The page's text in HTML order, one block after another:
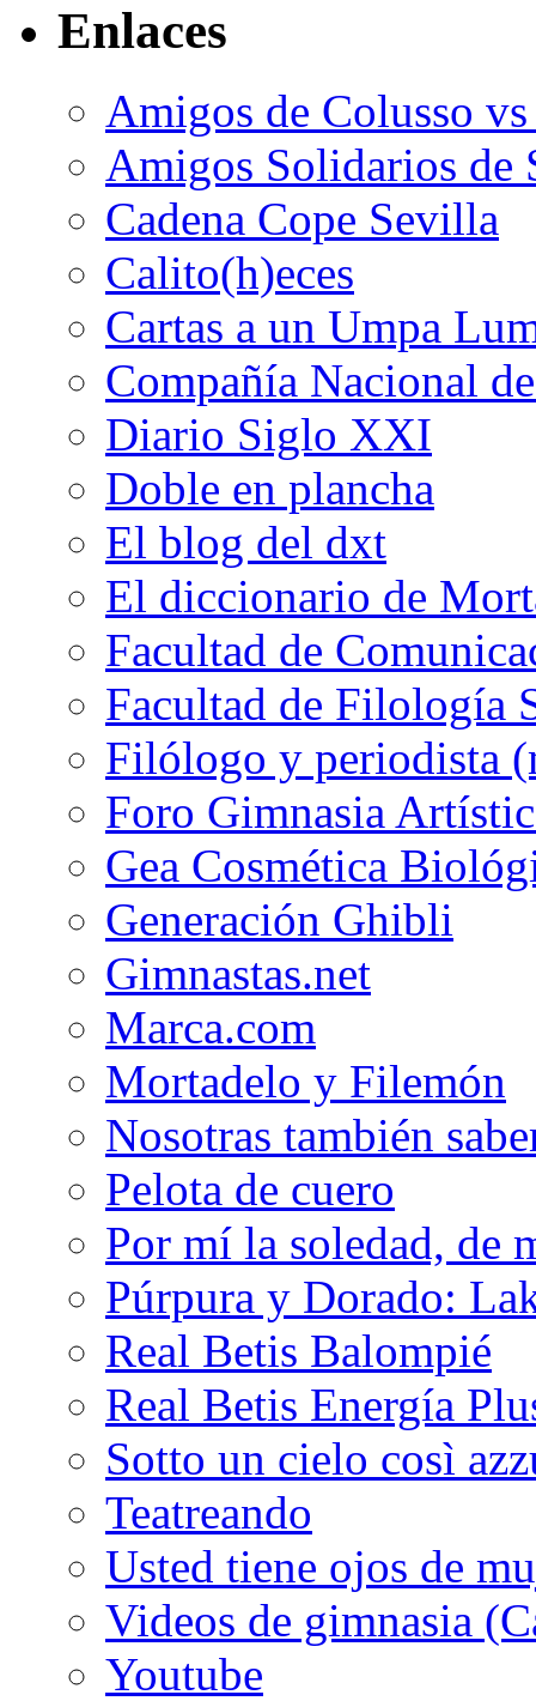
Enlaces
Amigos de Colusso
Amigos Solidarios de
Cadena Cope Sevilla
Calito(h)eces
Cartas a un Umpa
Compañía Nacional
Diario Siglo XXI
Doble en plancha
El blog del dxt
El diccionario de
Facultad de
Facultad de Filología
Filólogo y periodista
Foro Gimnasia
Gea Cosmética
Generación Ghibli
Gimnastas.net
Marca.com
Mortadelo y Filemón
Nosotras también
Pelota de cuero
Por mí la soledad, de
Púrpura y Dorado:
Real Betis Balompié
Real Betis Energía
Sotto un cielo così
Teatreando
Usted tiene ojos de
Videos de gimnasia
Youtube